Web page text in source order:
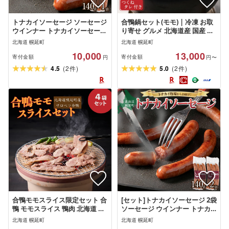
トナカイソーセージ ソーセージ
ウインナー トナカイソーセージ
加工品 加工肉 トナカイ トナカ
イ肉 ジビエ お惣菜 おつまみ お
弁当 簡単調理 ふるさと 北海道
幌延町
北海道 幌延町
寄付金額 10,000 円
4.5 (2件)
合鴨鍋セット(モモ) | 冷凍 お取
り寄せ グルメ 北海道産 国産 鴨
出汁 かも カモ 鴨 鴨肉 お手軽 ギ
フト
北海道 幌延町
寄付金額 13,000 円〜
5.0 (2件)
合鴨モモスライス限定セット 合
鴨 モモスライス 鴨肉 北海道 特
産品 贅沢 新鮮 美味しい ご馳走
簡単調理 人気
北海道 幌延町
[セット]トナカイソーセージ 2袋
ソーセージ ウインナー トナカ
イ トナカイソーセージ トナカ
イ肉 肉 ジビエ 惣菜 おつまみ お
北海道 幌延町